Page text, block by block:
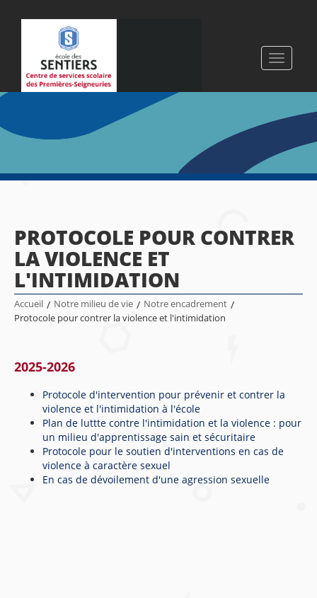
Toggle
PROTOCOLE POUR CONTRER
LA VIOLENCE ET
L'INTIMIDATION
Accueil / Notre milieu de vie / Notre encadrement /
Protocole pour contrer la violence et l'intimidation
2025-2026
Protocole d'intervention pour prévenir et contrer la
violence et l'intimidation à l'école
Plan de luttte contre l'intimidation et la violence : pour
un milieu d'apprentissage sain et sécuritaire
Protocole pour le soutien d'interventions en cas de
violence à caractère sexuel
En cas de dévoilement d'une agression sexuelle